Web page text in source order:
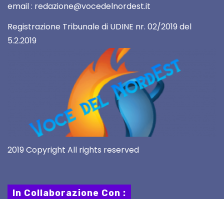
email : redazione@vocedelnordest.it
Registrazione Tribunale di UDINE nr. 02/2019 del
5.2.2019
2019 Copyright All rights reserved
In Collaborazione Con :